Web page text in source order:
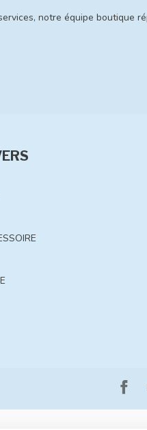
notre équipe boutique